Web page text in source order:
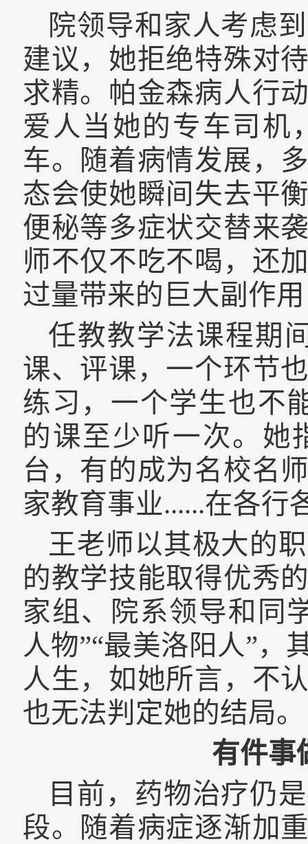
院领导和家人考虑
建议，她拒绝特殊对
求精。帕金森病人行
爱人当她的专车司机
车。随着病情发展，
态会使她瞬间失去平
便秘等多症状交替来
师不仅不吃不喝，还
过量带来的巨大副作
任教教学法课程期
课、评课，一个环节
练习，一个学生也不
的课至少听一次。她
台，有的成为名校名
家教育事业......在各行
王老师以其极大的
的教学技能取得优秀
家组、院系领导和同
人物”“最美洛阳人”，
人生，如她所言，不
也无法判定她的结局。
有件事
目前，药物治疗仍
段。随着病症逐渐加